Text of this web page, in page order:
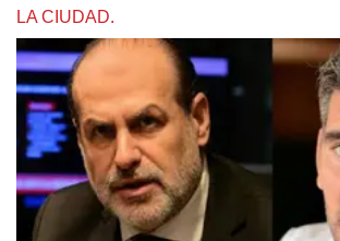
LA CIUDAD.